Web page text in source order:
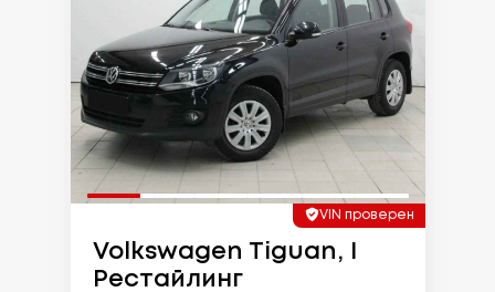
VIN проверен
Volkswagen Tiguan, I
Рестайлинг